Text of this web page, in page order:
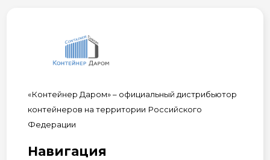
«Контейнер Даром» – официальный дистрибьютор
контейнеров на территории Российского
Федерации
Навигация